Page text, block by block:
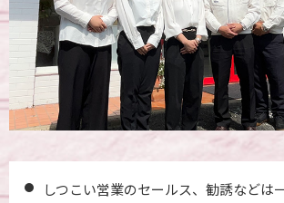
しつこい営業のセールス、勧誘などは